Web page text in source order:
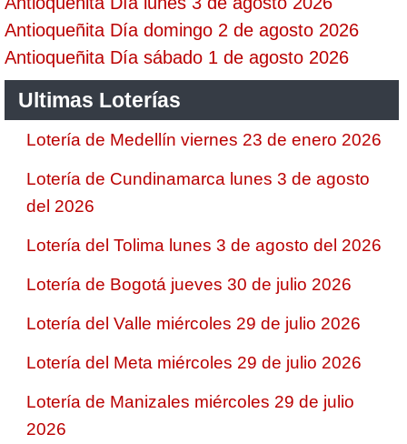
Antioqueñita Día domingo 2 de agosto 2026
Antioqueñita Día sábado 1 de agosto 2026
Ultimas Loterías
Lotería de Medellín viernes 23 de enero 2026
Lotería de Cundinamarca lunes 3 de agosto
del 2026
Lotería del Tolima lunes 3 de agosto del 2026
Lotería de Bogotá jueves 30 de julio 2026
Lotería del Valle miércoles 29 de julio 2026
Lotería del Meta miércoles 29 de julio 2026
Lotería de Manizales miércoles 29 de julio
2026